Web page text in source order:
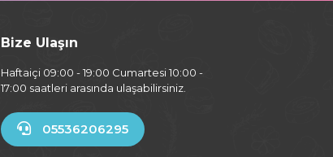
Bize Ulaşın
Haftaiçi 09:00 - 19:00 Cumartesi 10:00 -
17:00 saatleri arasında ulaşabilirsiniz.
05536206295